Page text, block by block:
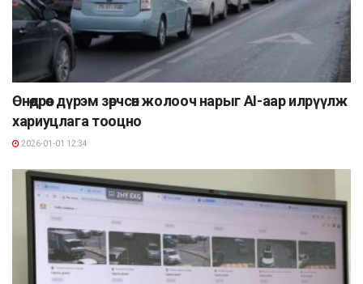
Өнөөдрөөс дүрэм зөрчсөн жолооч нарыг AI-аар илрүүлж
хариуцлага тооцно
2026-01-01 12:34